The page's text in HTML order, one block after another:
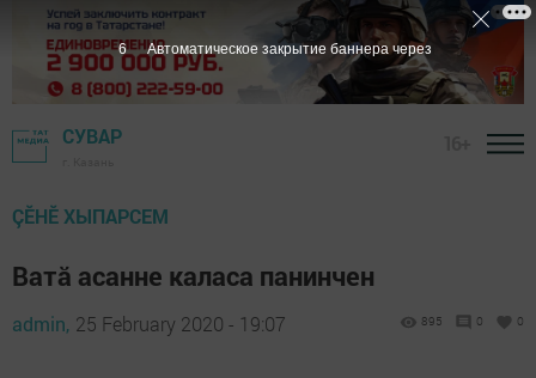
СУВАР
ÇӖНӖ ХЫПАРСЕМ
Ватӑ асанне каласа панинчен
admin, 25 February 2020 - 19:07 895 0 0
5 Автоматическое закрытие баннера через